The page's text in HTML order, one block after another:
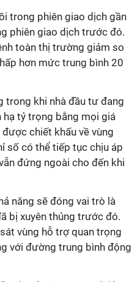
trong phiên giao dịch gần
phiên giao dịch trước đó.
toàn thị trường giảm so
hơn mức trung bình 20
trong khi nhà đầu tư đang
tỷ trọng bằng mọi giá
chiết khấu về vùng
số có thể tiếp tục chịu áp
đứng ngoài cho đến khi
năng sẽ đóng vai trò là
bị xuyên thủng trước đó.
vùng hỗ trợ quan trọng
với đường trung bình động